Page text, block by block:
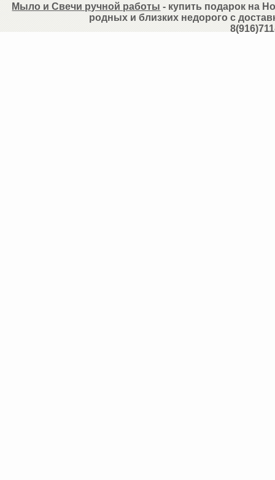
Мыло и Свечи ручной работы - купить подарок на
родных и близких недорого с